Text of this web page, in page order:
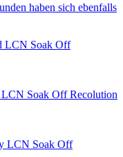
haben sich ebenfalls
LCN Soak Off
LCN Soak Off Recolution
LCN Soak Off